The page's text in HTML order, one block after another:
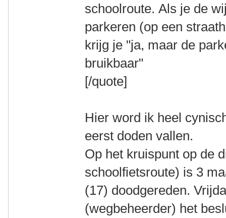
schoolroute. Als je de
parkeren (op een
krijg je "ja, maar de
bruikbaar"
[/quote]
Hier word ik heel
eerst doden vallen.
Op het kruispunt op de
schoolfietsroute) is 3
(17) doodgereden.
(wegbeheerder) het